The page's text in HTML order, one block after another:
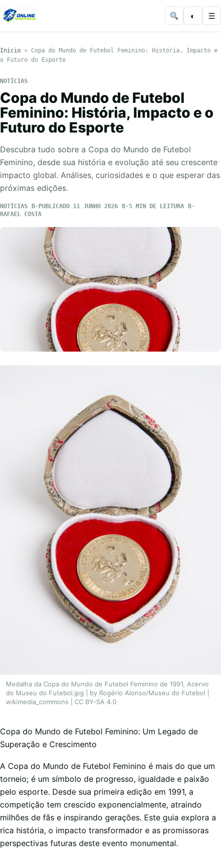
◐ ☰
Início » Copa do Mundo de Futebol Feminino: História, Impacto e
o Futuro do Esporte
NOTÍCIAS
Copa do Mundo de Futebol
Feminino: História, Impacto e o
Futuro do Esporte
Descubra tudo sobre a Copa do Mundo de Futebol
Feminino, desde sua história e evolução até seu crescente
impacto global. Análises, curiosidades e o que esperar das
próximas edições.
NOTÍCIAS PUBLICADO 11 JUNHO 2026
5 MIN DE LEITURA
RAFAEL COSTA
Medalha da Copa do Mundo de Futebol Feminino de 1991, Acervo
do Museu do Futebol.jpg | by Rogério Alonso/Museu do Futebol |
wikimedia_commons | CC BY-SA 4.0
Copa do Mundo de Futebol Feminino: Um Legado de
Superação e Crescimento
A Copa do Mundo de Futebol Feminino é mais do que um
torneio; é um símbolo de progresso, igualdade e paixão
pelo esporte. Desde sua primeira edição em 1991, a
competição tem crescido exponencialmente, atraindo
milhões de fãs e inspirando gerações. Este guia explora a
rica história, o impacto transformador e as promissoras
perspectivas futuras deste evento monumental.